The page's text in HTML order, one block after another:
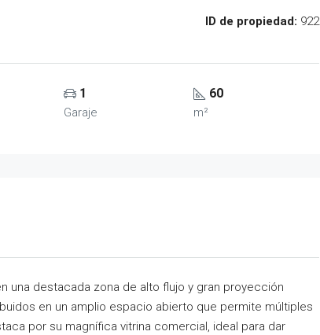
ID de propiedad: 922
1
Garaje
60
m²
una destacada zona de alto flujo y gran proyección
en un amplio espacio abierto que permite múltiples
por su magnífica vitrina comercial, ideal para dar